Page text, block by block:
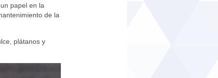
papel en la
de la
plátanos y